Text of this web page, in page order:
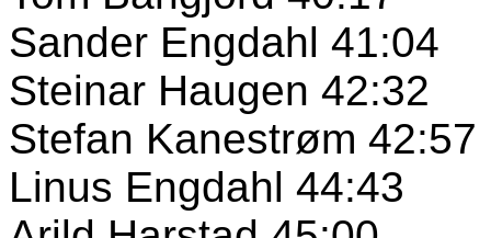
Sander Engdahl 41:04
Steinar Haugen 42:32
Stefan Kanestrøm 42:57
Linus Engdahl 44:43